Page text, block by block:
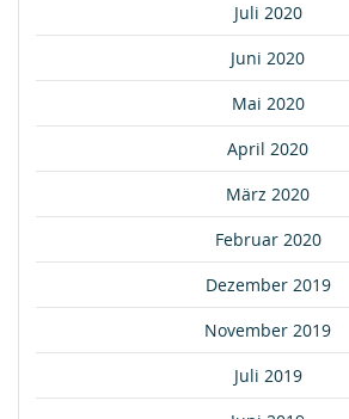
Juli 2020
Juni 2020
Mai 2020
April 2020
März 2020
Februar 2020
Dezember 2019
November 2019
Juli 2019